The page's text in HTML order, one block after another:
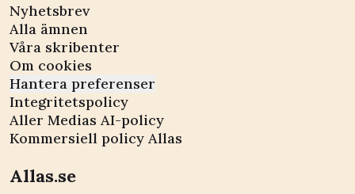
Nyhetsbrev
Alla ämnen
Våra skribenter
Om cookies
Hantera preferenser
Integritetspolicy
Aller Medias AI-policy
Kommersiell policy Allas
Allas.se